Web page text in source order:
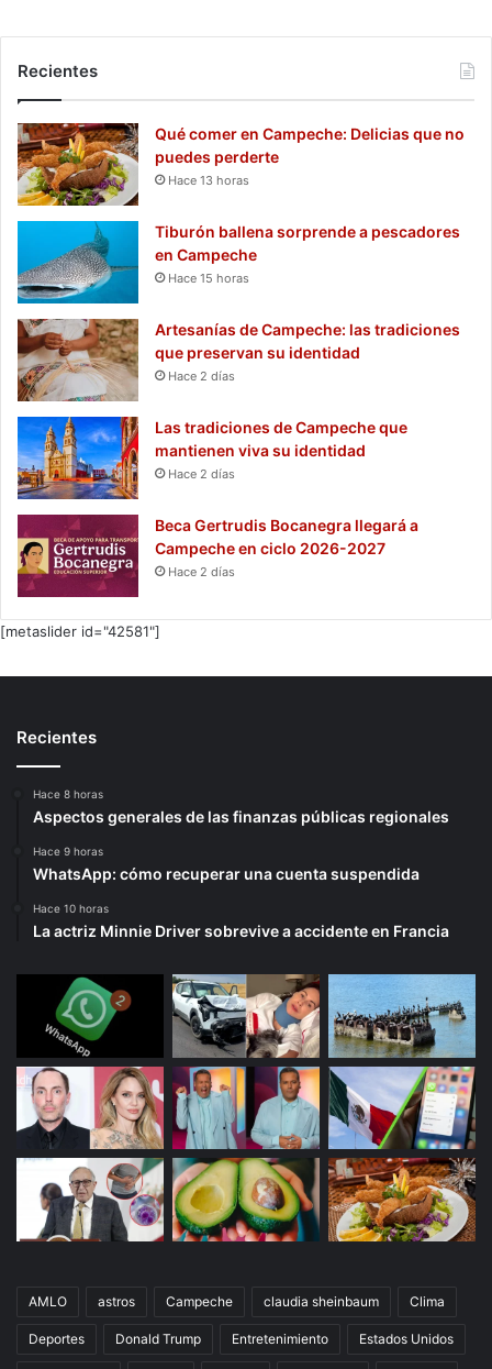
Recientes
Qué comer en Campeche: Delicias que no
puedes perderte
Hace 13 horas
Tiburón ballena sorprende a pescadores
en Campeche
Hace 15 horas
Artesanías de Campeche: las tradiciones
que preservan su identidad
Hace 2 días
Las tradiciones de Campeche que
mantienen viva su identidad
Hace 2 días
Beca Gertrudis Bocanegra llegará a
Campeche en ciclo 2026-2027
Hace 2 días
[metaslider id="42581"]
Recientes
Hace 8 horas
Aspectos generales de las finanzas públicas regionales
Hace 9 horas
WhatsApp: cómo recuperar una cuenta suspendida
Hace 10 horas
La actriz Minnie Driver sobrevive a accidente en Francia
AMLO astros Campeche claudia sheinbaum Clima
Deportes Donald Trump Entretenimiento Estados Unidos